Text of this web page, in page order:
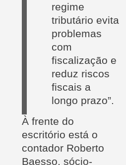
regime
tributário evita
problemas
com
fiscalização e
reduz riscos
fiscais a
longo prazo”.
À frente do
escritório está o
contador Roberto
Baesso, sócio-